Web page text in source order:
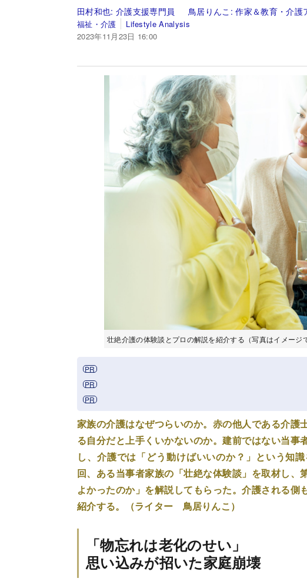
田村和也: 介護支援専門員 鳥居りんこ:作家＆教育・介護
福祉・介護
Lifestyle Analysis
2023年11月23日 16:00
壮絶介護の体験談とプロの解説を紹介する（写真はイメー
家族の介護はなぜつらいのか。赤の他人である介
る自分だと上手くいかないのか。建前ではない当
し、介護では「どう動けばいいのか？」という知
回、ある当事者家族の「壮絶な体験談」を取材し
よかったのか」を解説してもらった。介護される
紹介する。（ライター 鳥居りんこ）
「物忘れは老化のせい」
思い込みが招いた家庭崩壊